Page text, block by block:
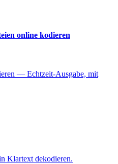
online kodieren
— Echtzeit-Ausgabe, mit
Klartext dekodieren.